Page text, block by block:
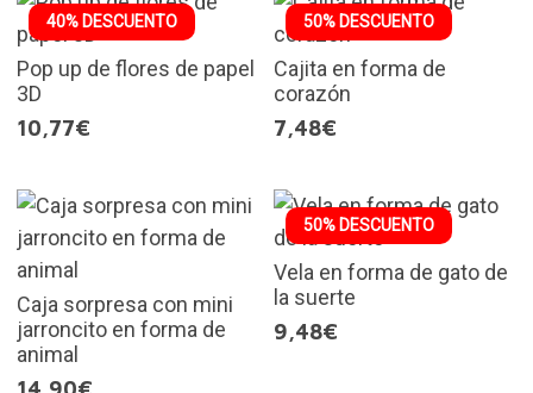
40% DESCUENTO
Pop up de flores de papel
3D
10,77€
50% DESCUENTO
Cajita en forma de
corazón
7,48€
Caja sorpresa con mini
jarroncito en forma de
animal
50% DESCUENTO
Vela en forma de gato de
la suerte
9,48€